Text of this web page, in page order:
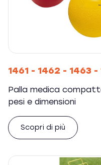
1461 - 1462 - 1463
Palla medica
pesi e dimensioni
Scopri di più